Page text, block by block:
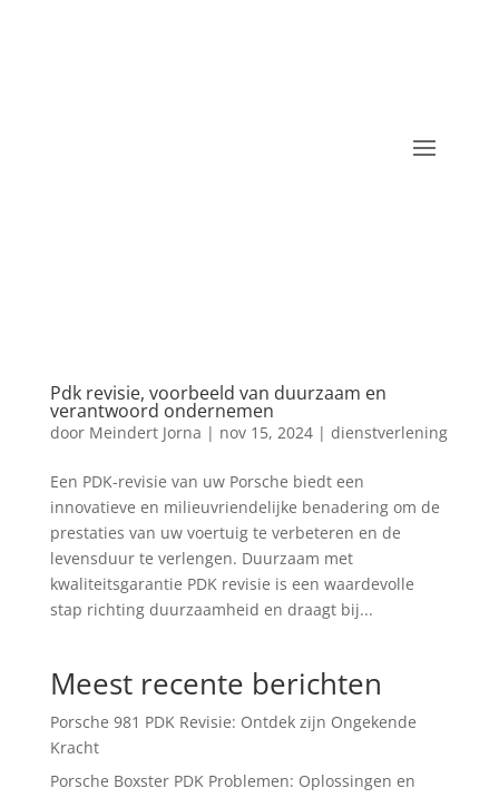
Pdk revisie, voorbeeld van duurzaam en
verantwoord ondernemen
door Meindert Jorna | nov 15, 2024| dienstverlening
Een PDK-revisie van uw Porsche biedt een
innovatieve en milieuvriendelijke benadering om de
prestaties van uw voertuig te verbeteren en de
levensduur te verlengen. Duurzaam met
kwaliteitsgarantie PDK revisie is een waardevolle
stap richting duurzaamheid en draagt bij...
Meest recente berichten
Porsche 981 PDK Revisie: Ontdek zijn Ongekende
Kracht
Porsche Boxster PDK Problemen: Oplossingen en